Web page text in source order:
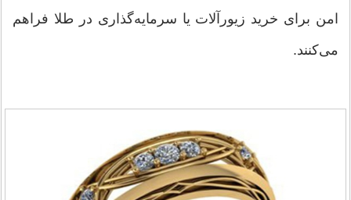
امن برای خرید زیورآلات یا سرمایه‌گذاری در طلا فراهم
می‌کنند.